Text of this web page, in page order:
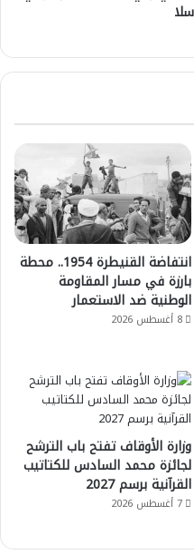
انتفاضة القنيطرة 1954.. محطة
بارزة في مسار المقاومة
الوطنية ضد الاستعمار
8 أغسطس 2026
وزارة الأوقاف تفتح باب الترشح
لجائزة محمد السادس للكتاتيب
القرآنية برسم 2027
7 أغسطس 2026